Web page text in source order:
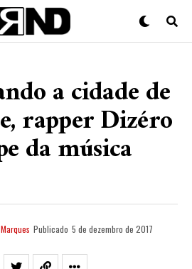
a cidade de
rapper Dizéro
da música
Publicado 5 de dezembro de 2017